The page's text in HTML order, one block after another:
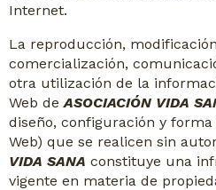
Internet.
La reproducción,
comercialización,
otra utilización de la
Web deASOCIACIÓN VIDA
diseño, configuración y
Web) que se realicen sin
VIDA SANA constituye una
vigente en materia de